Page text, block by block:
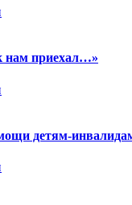
нам приехал…»
детям-